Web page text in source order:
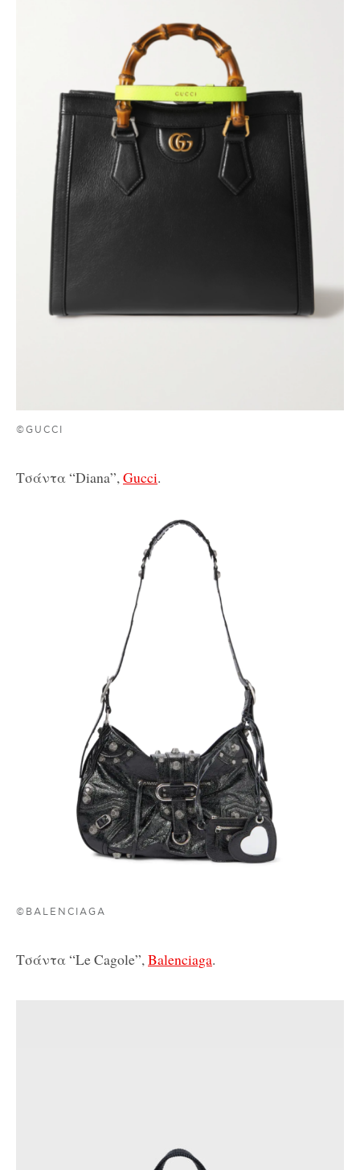
©GUCCI
Τσάντα “Diana”,Gucci.
©BALENCIAGA
Τσάντα “Le Cagole”,Balenciaga.